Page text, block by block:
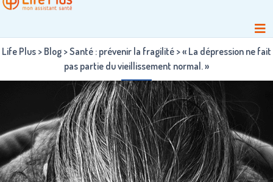
Life Plus > Blog >Santé : prévenir la fragilité >« La dépression ne fait
pas partie du vieillissement normal. »